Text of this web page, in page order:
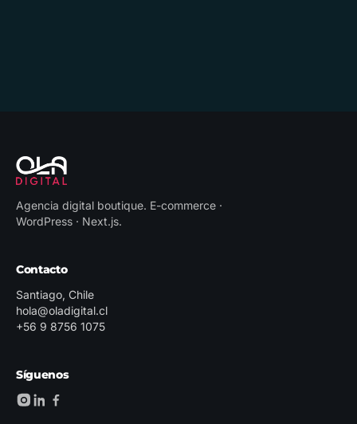
Agencia digital boutique. E-commerce ·
WordPress · Next.js.
Contacto
Santiago, Chile
hola@oladigital.cl
+56 9 8756 1075
Síguenos